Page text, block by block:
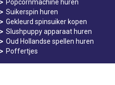
Popcornmachine huren
Suikerspin huren
Gekleurd spinsuiker kopen
Slushpuppy apparaat huren
Oud Hollandse spellen huren
Poffertjes